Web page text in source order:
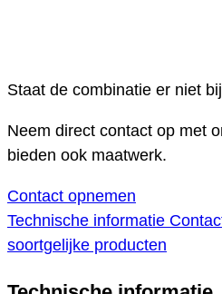
Staat de combinatie er niet
Neem direct contact op met
bieden ook maatwerk.
Contact opnemen
Technische informatie
soortgelijke producten